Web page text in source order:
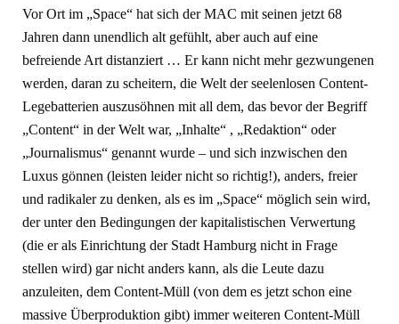
Vor Ort im „Space“ hat sich der MAC mit seinen jetzt 68
Jahren dann unendlich alt gefühlt, aber auch auf eine
befreiende Art distanziert … Er kann nicht mehr gezwungenen
werden, daran zu scheitern, die Welt der seelenlosen Content-
Legebatterien auszusöhnen mit all dem, das bevor der Begriff
„Content“ in der Welt war, „Inhalte“ , „Redaktion“ oder
„Journalismus“ genannt wurde – und sich inzwischen den
Luxus gönnen (leisten leider nicht so richtig!), anders, freier
und radikaler zu denken, als es im „Space“ möglich sein wird,
der unter den Bedingungen der kapitalistischen Verwertung
(die er als Einrichtung der Stadt Hamburg nicht in Frage
stellen wird) gar nicht anders kann, als die Leute dazu
anzuleiten, dem Content-Müll (von dem es jetzt schon eine
massive Überproduktion gibt) immer weiteren Content-Müll